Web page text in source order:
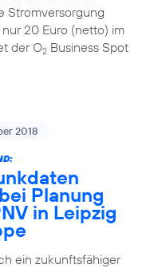
Stromversorgung
20 Euro (netto) im
der O2Business Spot
2018
Planung
in Leipzig
ein zukunftsfähiger